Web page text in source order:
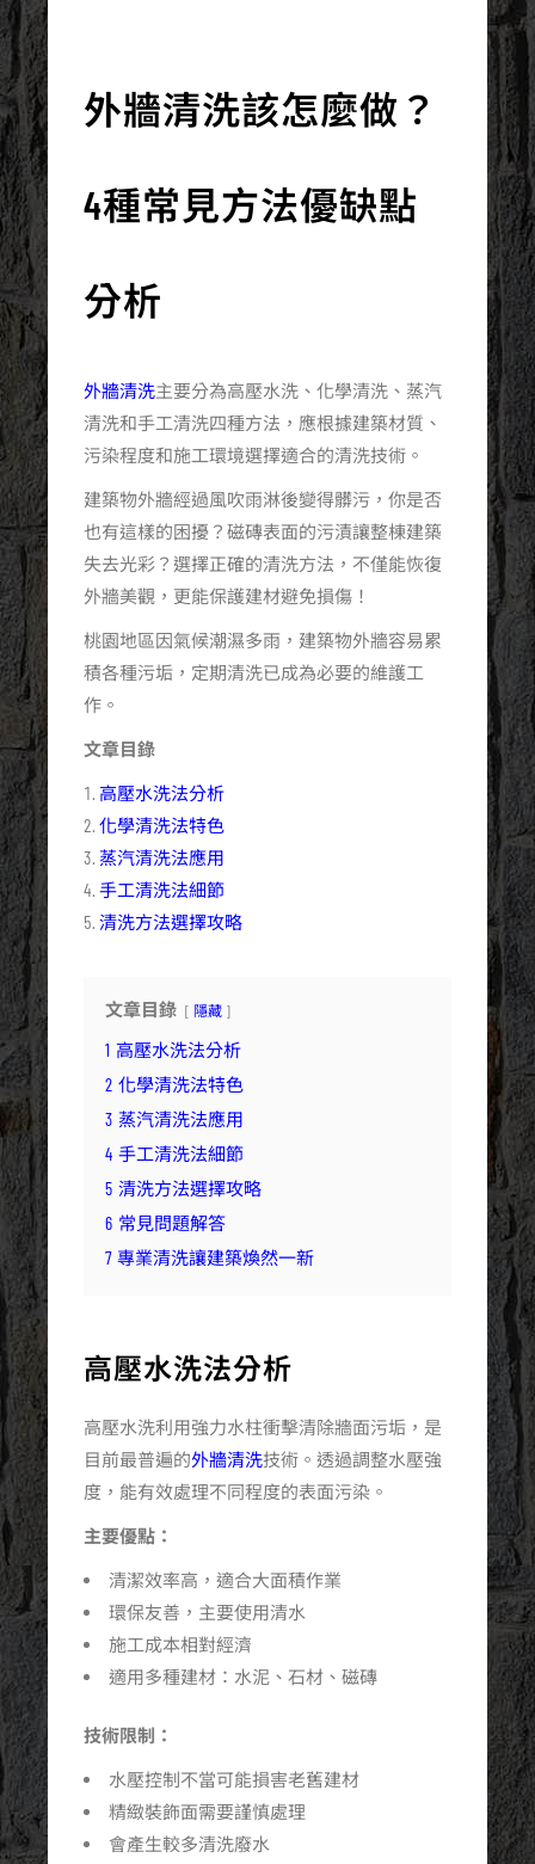
外牆清洗該怎麼做？
4種常見方法優缺點
分析
外牆清洗主要分為高壓水洗、化學清洗、蒸汽
清洗和手工清洗四種方法，應根據建築材質、
污染程度和施工環境選擇適合的清洗技術。
建築物外牆經過風吹雨淋後變得髒污，你是否
也有這樣的困擾？磁磚表面的污漬讓整棟建築
失去光彩？選擇正確的清洗方法，不僅能恢復
外牆美觀，更能保護建材避免損傷！
桃園地區因氣候潮濕多雨，建築物外牆容易累
積各種污垢，定期清洗已成為必要的維護工
作。
文章目錄
高壓水洗法分析
化學清洗法特色
蒸汽清洗法應用
手工清洗法細節
清洗方法選擇攻略
文章目錄 隱藏
1 高壓水洗法分析
2 化學清洗法特色
3 蒸汽清洗法應用
4 手工清洗法細節
5 清洗方法選擇攻略
6 常見問題解答
7 專業清洗讓建築煥然一新
高壓水洗法分析
高壓水洗利用強力水柱衝擊清除牆面污垢，是
目前最普遍的外牆清洗技術。透過調整水壓強
度，能有效處理不同程度的表面污染。
主要優點：
清潔效率高，適合大面積作業
環保友善，主要使用清水
施工成本相對經濟
適用多種建材：水泥、石材、磁磚
技術限制：
水壓控制不當可能損害老舊建材
精緻裝飾面需要謹慎處理
會產生較多清洗廢水